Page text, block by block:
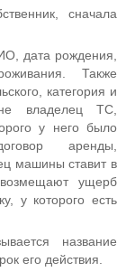
сначала
дата рождения,
Также
категория и
владелец ТС,
у него было
аренды,
машины ставит в
ущерб
у которого есть
название
его действия.